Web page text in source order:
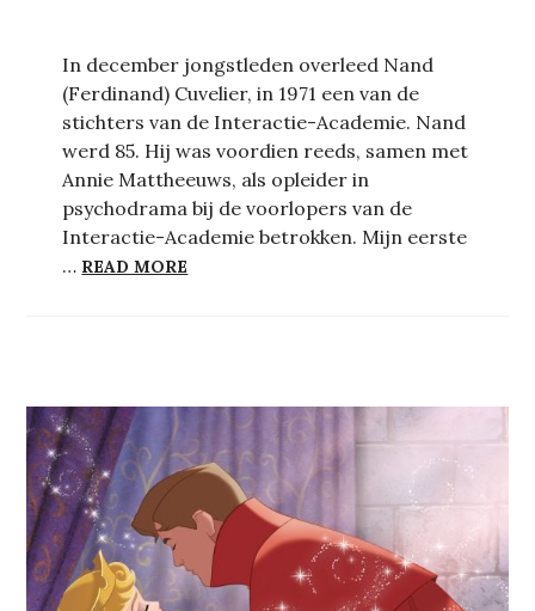
In december jongstleden overleed Nand
(Ferdinand) Cuvelier, in 1971 een van de
stichters van de Interactie-Academie. Nand
werd 85. Hij was voordien reeds, samen met
Annie Mattheeuws, als opleider in
psychodrama bij de voorlopers van de
Interactie-Academie betrokken. Mijn eerste
… READ MORE